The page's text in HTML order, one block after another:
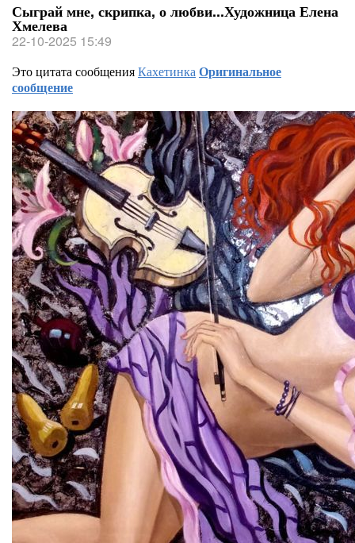
Сыграй мне, скрипка, о любви...Художница Елена
Хмелева
22-10-2025 15:49
Это цитата сообщенияКахетинкаОригинальное
сообщение